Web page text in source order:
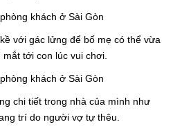
với gác lửng để bố mẹ có thể vừa
tới con lúc vui chơi.
chi tiết trong nhà của mình như
trí do người vợ tự thêu.